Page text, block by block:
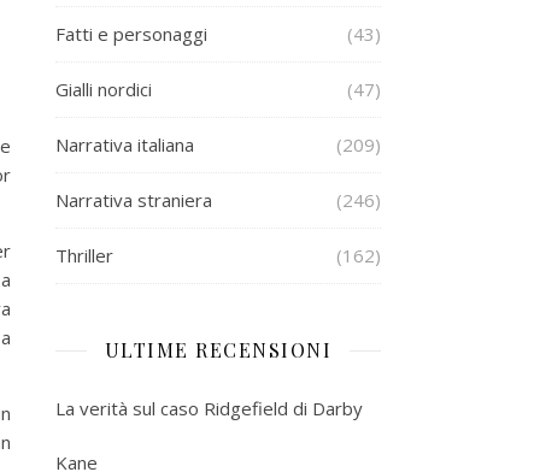
Fatti e personaggi (43)
Gialli nordici (47)
Narrativa italiana (209)
Narrativa straniera (246)
Thriller (162)
ULTIME RECENSIONI
La verità sul caso Ridgefield di Darby
Kane